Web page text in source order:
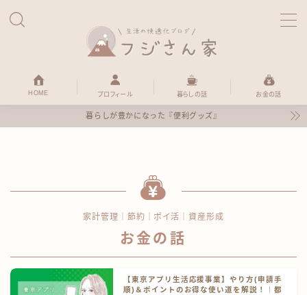
HOME
暮らしの話
プロフィール
HOME プロフィール 暮らしの話 お金の話
暮らしが豊かになった『便利グッズ』
家計管理｜節約｜ポイ活｜資産形成
お金の話
【東京アプリ生活応援事業】やり方(申請手
順)＆ポイントのお得な使い道を解説！｜都